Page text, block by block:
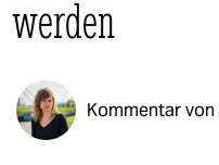
öko
gesellschaft
kultur
werden
Kommentar von